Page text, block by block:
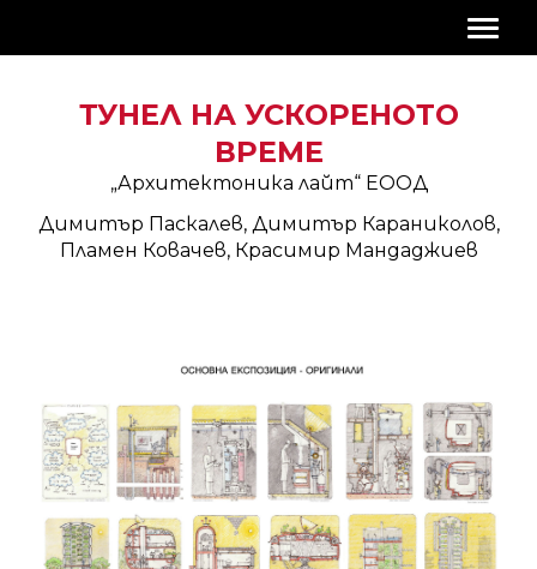
ТУНЕЛ НА УСКОРЕНОТО
ВРЕМЕ
„Архитектоника лайт“ ЕООД
Димитър Паскалев, Димитър Караниколов,
Пламен Ковачев, Красимир Мандаджиев